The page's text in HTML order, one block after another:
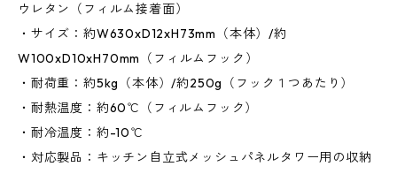
ウレタン（フィルム接着面）
・サイズ：約W630xD12xH73mm（本体）/約
W100xD10xH70mm（フィルムフック）
・耐荷重：約5kg（本体）/約250g（フック１つあたり）
・耐熱温度：約60℃（フィルムフック）
・耐冷温度：約-10℃
・対応製品：キッチン自立式メッシュパネルタワー用の収納